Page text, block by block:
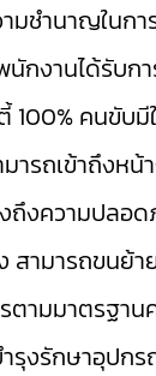
มชำนาญในกา
กงานได้รับก
100% คนขับมี
ารถเข้าถึงหน้
งความปลอด
ามารถขนย้า
ตามมาตรฐา
รุงรักษาอุปก